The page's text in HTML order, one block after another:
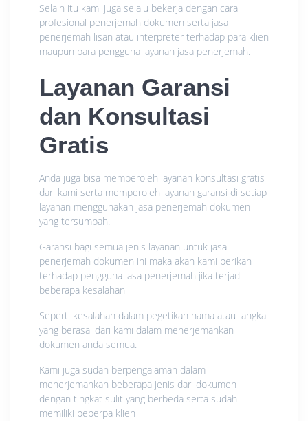
Selain itu kami juga selalu bekerja dengan cara
profesional penerjemah dokumen serta jasa
penerjemah lisan atau interpreter terhadap para klien
maupun para pengguna layanan jasa penerjemah.
Layanan Garansi
dan Konsultasi
Gratis
Anda juga bisa memperoleh layanan konsultasi gratis
dari kami serta memperoleh layanan garansi di setiap
layanan menggunakan jasa penerjemah dokumen
yang tersumpah.
Garansi bagi semua jenis layanan untuk jasa
penerjemah dokumen ini maka akan kami berikan
terhadap pengguna jasa penerjemah jika terjadi
beberapa kesalahan
Seperti kesalahan dalam pegetikan nama atau angka
yang berasal dari kami dalam menerjemahkan
dokumen anda semua.
Kami juga sudah berpengalaman dalam
menerjemahkan beberapa jenis dari dokumen
dengan tingkat sulit yang berbeda serta sudah
memiliki beberpa klien